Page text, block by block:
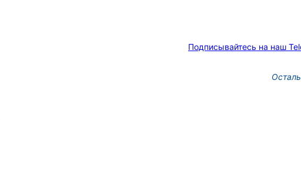
Подписывайтесь на наш